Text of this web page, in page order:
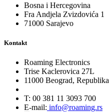
Bosna i Hercegovina
Fra Andjela Zvizdovića 1
71000 Sarajevo
Kontakt
Roaming Electronics
Trise Kaclerovica 27L
11000 Beograd, Republika
T: 00 381 11 3093 700
E-mail: info@roaming.rs